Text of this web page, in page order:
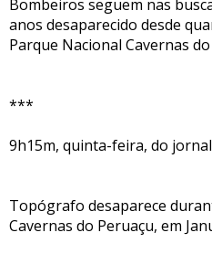
Bombeiros seguem nas
anos desaparecido desde
Parque Nacional Cavernas
***
9h15m, quinta-feira, do
Topógrafo desaparece
Cavernas do Peruaçu, em